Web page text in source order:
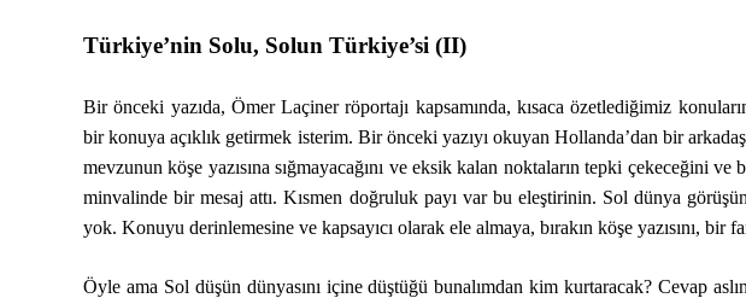
Türkiye’nin Solu, Solun Türkiye’si (II)
Bir önceki yazıda, Ömer Laçiner röportajı kapsamında, kısaca özetlediğimiz
bir konuya açıklık getirmek isterim. Bir önceki yazıyı okuyan Hollanda’dan bir
mevzunun köşe yazısına sığmayacağını ve eksik kalan noktaların tepki çekeceğini
minvalinde bir mesaj attı. Kısmen doğruluk payı var bu eleştirinin. Sol dünya
yok. Konuyu derinlemesine ve kapsayıcı olarak ele almaya, bırakın köşe yazısını, bir
Öyle ama Sol düşün dünyasını içine düştüğü bunalımdan kim kurtaracak? Cevap